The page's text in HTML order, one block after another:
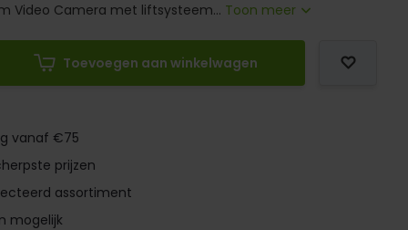
Video Camera met liftsysteem... Toon meer
Toevoegen aan winkelwagen
vanaf €75
prijzen
assortiment
mogelijk